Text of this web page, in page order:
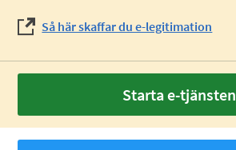
Så här skaffar du e-legitimation
Starta e-tjänsten